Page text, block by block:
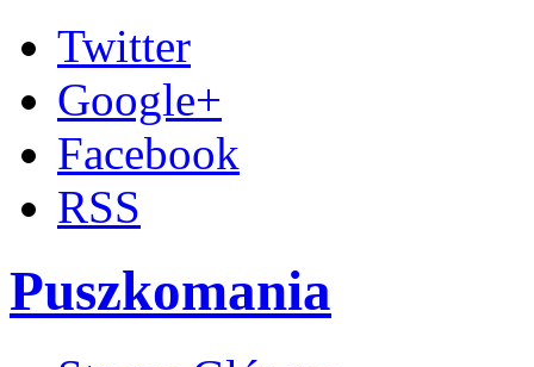
Twitter
Google+
Facebook
RSS
Puszkomania